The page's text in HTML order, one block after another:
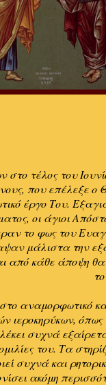
τέλος του
που επέλεξε ο
έργο Του.
οι άγιοι
το φως του
μάλιστα την
από κάθε άποψη
αναμορφωτικό
ιεροκηρύκων, όπως
συχνά
του. Τα
συχνά και
ακόμη